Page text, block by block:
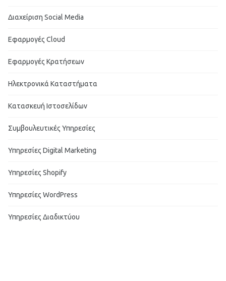
Διαχείριση Social Media
Εφαρμογές Cloud
Εφαρμογές Κρατήσεων
Ηλεκτρονικά Καταστήματα
Κατασκευή Ιστοσελίδων
Συμβουλευτικές Υπηρεσίες
Υπηρεσίες Digital Marketing
Υπηρεσίες Shopify
Υπηρεσίες WordPress
Υπηρεσίες Διαδικτύου